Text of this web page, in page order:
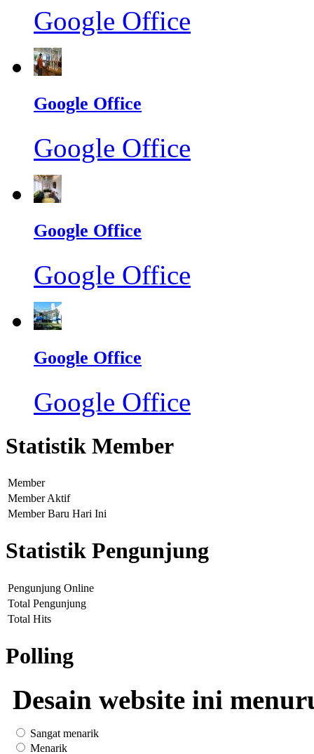
Google Office
Google Office
Google Office
Google Office
Google Office
Google Office
Google Office
Statistik Member
Member
Member Aktif
Member Baru Hari Ini
Statistik Pengunjung
Pengunjung Online
Total Pengunjung
Total Hits
Polling
Desain website ini
Sangat menarik
Menarik